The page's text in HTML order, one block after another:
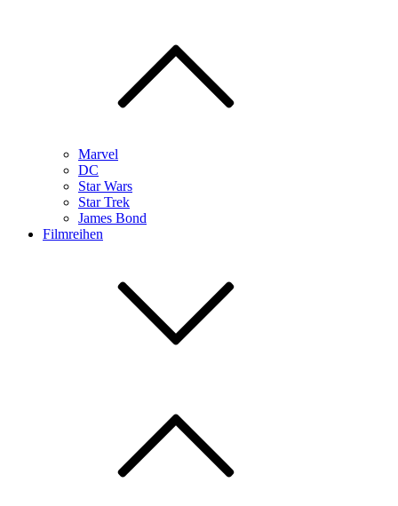
Marvel
DC
Star Wars
Star Trek
James Bond
Filmreihen